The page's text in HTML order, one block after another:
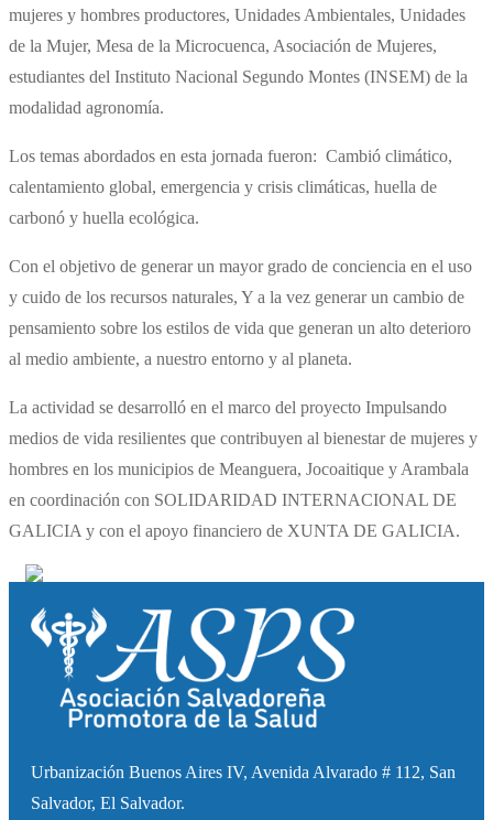
mujeres y hombres productores, Unidades Ambientales, Unidades
de la Mujer, Mesa de la Microcuenca, Asociación de Mujeres,
estudiantes del Instituto Nacional Segundo Montes (INSEM) de la
modalidad agronomía.
Los temas abordados en esta jornada fueron: Cambió climático,
calentamiento global, emergencia y crisis climáticas, huella de
carbonó y huella ecológica.
Con el objetivo de generar un mayor grado de conciencia en el uso
y cuido de los recursos naturales, Y a la vez generar un cambio de
pensamiento sobre los estilos de vida que generan un alto deterioro
al medio ambiente, a nuestro entorno y al planeta.
La actividad se desarrolló en el marco del proyecto Impulsando
medios de vida resilientes que contribuyen al bienestar de mujeres y
hombres en los municipios de Meanguera, Jocoaitique y Arambala
en coordinación con SOLIDARIDAD INTERNACIONAL DE
GALICIA y con el apoyo financiero de XUNTA DE GALICIA.
Urbanización Buenos Aires IV, Avenida Alvarado # 112, San
Salvador, El Salvador.